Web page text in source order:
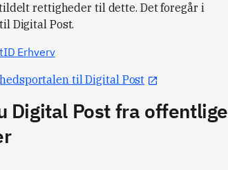
rettigheder til dette. Det foregår i
Digital Post.
Erhverv
til Digital Post
Digital Post fra offentlige